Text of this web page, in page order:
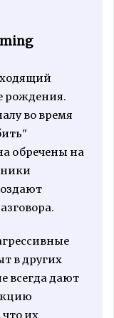
рождения.
во время
обречены на
в других
всегда дают
их